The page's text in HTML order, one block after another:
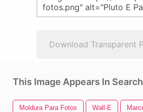
Download Transparent
This Image Appears In
Moldura Para Fotos Wall-E